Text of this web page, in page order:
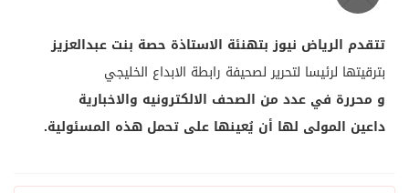
تتقدم الرياض نيوز بتهنئة الاستاذة حصة بنت عبدالعزيز
بترقيتها لرئيسا لتحرير لصحيفة رابطة الابداع الخليجي
و محررة في عدد من الصحف الالكترونيه والاخبارية
داعين المولى لها أن يُعينها على تحمل هذه المسئولية.